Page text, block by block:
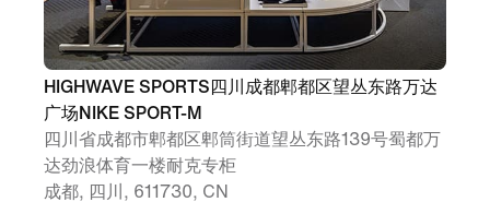
HIGHWAVE SPORTS四川成都郫都区望丛东路万达
广场NIKE SPORT-M
四川省成都市郫都区郫筒街道望丛东路139号蜀都万
达劲浪体育一楼耐克专柜
成都, 四川, 611730, CN